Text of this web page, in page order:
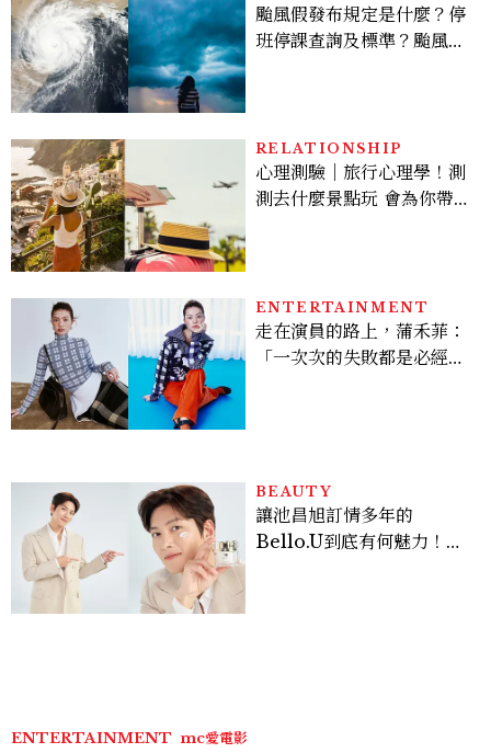
颱風假發布規定是什麼？停
班停課查詢及標準？颱風假
RELATIONSHIP
心理測驗｜旅行心理學！測
測去什麼景點玩 會為你帶來
ENTERTAINMENT
走在演員的路上，蒲禾菲：
「一次次的失敗都是必經過
BEAUTY
讓池昌旭訂情多年的
Bello.U到底有何魅力！揭
ENTERTAINMENT mc愛電影